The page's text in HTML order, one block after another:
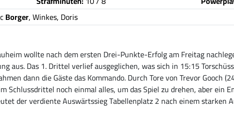
Borger, Winkes, Doris
wollte nach dem ersten Drei-Punkte-Erfolg am Freitag
aus. Das 1. Drittel verlief ausgeglichen, was sich in 15:15
dann die Gäste das Kommando. Durch Tore von Trevor Gooch
Schlussdrittel noch einmal alles, um das Spiel zu drehen, aber ein
der verdiente Auswärtssieg Tabellenplatz 2 nach einem starken